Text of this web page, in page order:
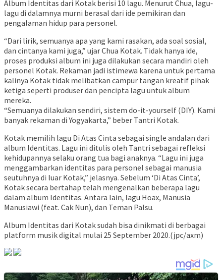
Album Identitas dari Kotak berisi 10 lagu. Menurut Chua, lagu-
lagu di dalamnya murni berasal dari ide pemikiran dan
pengalaman hidup para personel.
“Dari lirik, semuanya apa yang kami rasakan, ada soal sosial,
dan cintanya kami juga,” ujar Chua Kotak. Tidak hanya ide,
proses produksi album ini juga dilakukan secara mandiri oleh
personel Kotak. Rekaman jadi istimewa karena untuk pertama
kalinya Kotak tidak melibatkan campur tangan kreatif pihak
ketiga seperti produser dan pencipta lagu untuk album
mereka.
“Semuanya dilakukan sendiri, sistem do-it-yourself (DIY). Kami
banyak rekaman di Yogyakarta,” beber Tantri Kotak.
Kotak memilih lagu Di Atas Cinta sebagai single andalan dari
album Identitas. Lagu ini ditulis oleh Tantri sebagai refleksi
kehidupannya selaku orang tua bagi anaknya. “Lagu ini juga
menggambarkan identitas para personel sebagai manusia
seutuhnya di luar Kotak,” jelasnya. Sebelum ‘Di Atas Cinta’,
Kotak secara bertahap telah mengenalkan beberapa lagu
dalam album Identitas. Antara lain, lagu Hoax, Manusia
Manusiawi (feat. Cak Nun), dan Teman Palsu.
Album Identitas dari Kotak sudah bisa dinikmati di berbagai
platform musik digital mulai 25 September 2020.(jpc/axm)